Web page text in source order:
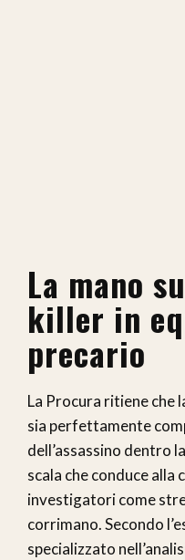
La mano
killer in
precario
La Procura ritiene che
sia perfettamente
dell’assassino dentro
scala che conduce
investigatori come
corrimano. Secondo
specializzato